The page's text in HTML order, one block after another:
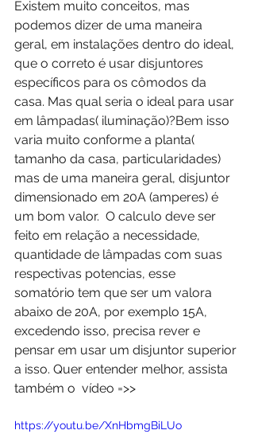
Existem muito conceitos, mas
podemos dizer de uma maneira
geral, em instalações dentro do ideal,
que o correto é usar disjuntores
específicos para os cômodos da
casa. Mas qual seria o ideal para usar
em lâmpadas( iluminação)?Bem isso
varia muito conforme a planta(
tamanho da casa, particularidades)
mas de uma maneira geral, disjuntor
dimensionado em 20A (amperes) é
um bom valor.  O calculo deve ser
feito em relação a necessidade,
quantidade de lâmpadas com suas
respectivas potencias, esse
somatório tem que ser um valora
abaixo de 20A, por exemplo 15A,
excedendo isso, precisa rever e
pensar em usar um disjuntor superior
a isso. Quer entender melhor, assista
também o  vídeo =>>
https://youtu.be/XnHbmgBiLUo